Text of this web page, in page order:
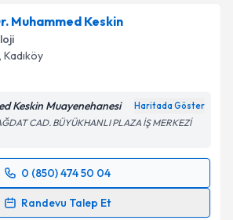
işlenmesine ilişkin
Aydınlatma
ve kişisel verilerimin belirtilen
işlenmesini kabul ediyorum.
Takvim Talebini Gönder
Muhammed Keskin
, Kadıköy
Keskin Muayenehanesi Haritada Göster
CAD. BÜYÜKHANLI PLAZA İŞ MERKEZİ
0 (850) 474 50 04
Randevu Talep Et
Talebi